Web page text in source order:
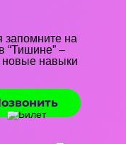
запомните на
“Тишине” –
новые навыки